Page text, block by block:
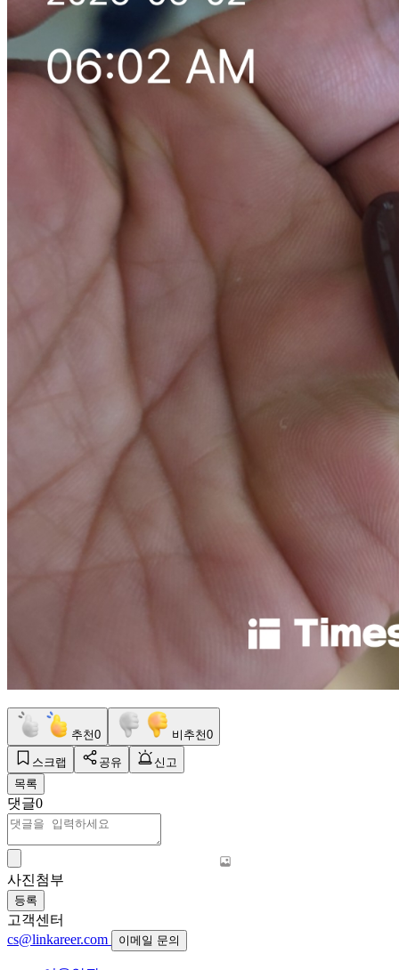
추천0 비추천0
스크랩 공유
신고
목록
댓글0
사진첨부
등록
고객센터
cs@linkareer.com
이메일 문의